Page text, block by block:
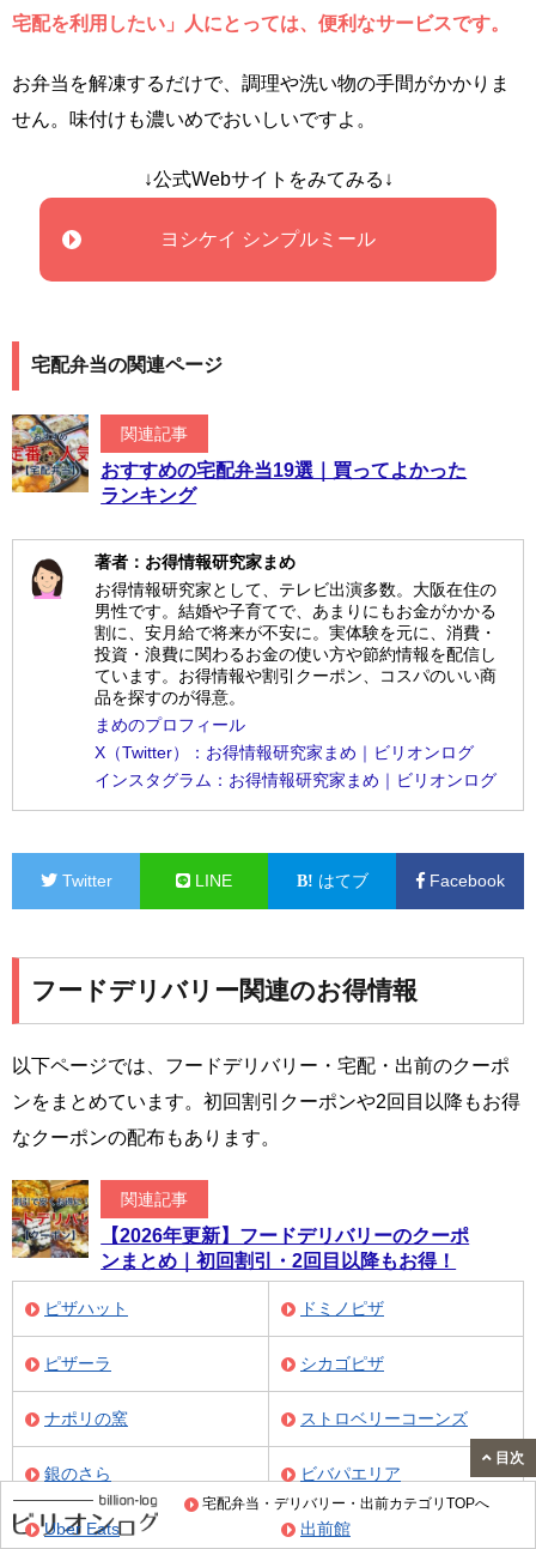
宅配弁当・デリバリー・出前カテゴリTOPへ
宅配を利用したい」人にとっては、便利なサービスです。
お弁当を解凍するだけで、調理や洗い物の手間がかかりま
せん。味付けも濃いめでおいしいですよ。
↓公式Webサイトをみてみる↓
ヨシケイ シンプルミール
宅配弁当の関連ページ
関連記事
おすすめの宅配弁当19選｜買ってよかった
ランキング
著者：お得情報研究家まめ
お得情報研究家として、テレビ出演多数。大阪在住の
男性です。結婚や子育てで、あまりにもお金がかかる
割に、安月給で将来が不安に。実体験を元に、消費・
投資・浪費に関わるお金の使い方や節約情報を配信し
ています。お得情報や割引クーポン、コスパのいい商
品を探すのが得意。
まめのプロフィール
X（Twitter）：お得情報研究家まめ｜ビリオンログ
インスタグラム：お得情報研究家まめ｜ビリオンログ
Twitter LINE はてブ Facebook
フードデリバリー関連のお得情報
以下ページでは、フードデリバリー・宅配・出前のクーポ
ンをまとめています。初回割引クーポンや2回目以降もお得
なクーポンの配布もあります。
関連記事
【2026年更新】フードデリバリーのクーポ
ンまとめ｜初回割引・2回目以降もお得！
ピザハット ドミノピザ
ピザーラ シカゴピザ
ナポリの窯 ストロベリーコーンズ
銀のさら ビバパエリア
Uber Eats 出前館
目次